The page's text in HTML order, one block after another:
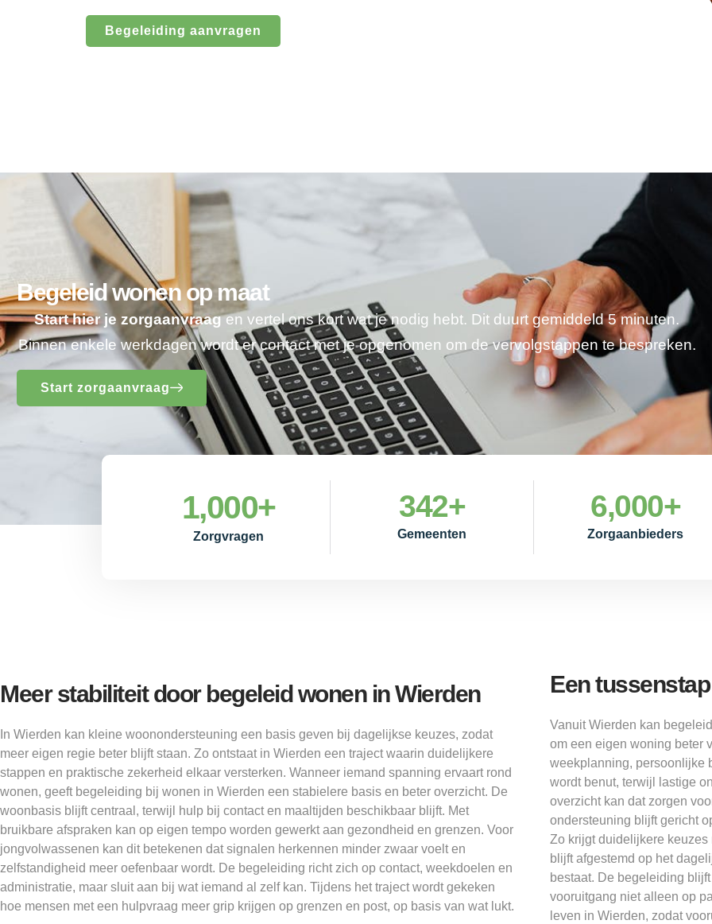
Begeleiding aanvragen
Begeleid wonen op maat
Start hier je zorgaanvraagen vertel ons kort wat je nodig hebt. Dit duurt gemiddeld 5 minuten.
Binnen enkele werkdagen wordt er contact met je opgenomen om de vervolgstappen te bespreken.
Start zorgaanvraag
Zorgvragen
1,000+
Gemeenten
342+
Zorgaanbieders
6,000+
Meer stabiliteit door begeleid wonen in Wierden
In Wierden kan kleine woonondersteuning een basis geven bij dagelijkse keuzes, zodat
meer eigen regie beter blijft staan. Zo ontstaat in Wierden een traject waarin duidelijkere
stappen en praktische zekerheid elkaar versterken. Wanneer iemand spanning ervaart rond
wonen, geeft begeleiding bij wonen in Wierden een stabielere basis en beter overzicht. De
woonbasis blijft centraal, terwijl hulp bij contact en maaltijden beschikbaar blijft. Met
bruikbare afspraken kan op eigen tempo worden gewerkt aan gezondheid en grenzen. Voor
jongvolwassenen kan dit betekenen dat signalen herkennen minder zwaar voelt en
zelfstandigheid meer oefenbaar wordt. De begeleiding richt zich op contact, weekdoelen en
administratie, maar sluit aan bij wat iemand al zelf kan. Tijdens het traject wordt gekeken
hoe mensen met een hulpvraag meer grip krijgen op grenzen en post, op basis van wat lukt.
Een
Vanuit Wierden kan
om een eigen woning beter
weekplanning, persoonlijke
wordt benut, terwijl lastige
overzicht kan dat zorgen
ondersteuning blijft gericht
Zo krijgt duidelijkere
blijft afgestemd op het
bestaat. De begeleiding
vooruitgang niet alleen op
leven in Wierden, zodat